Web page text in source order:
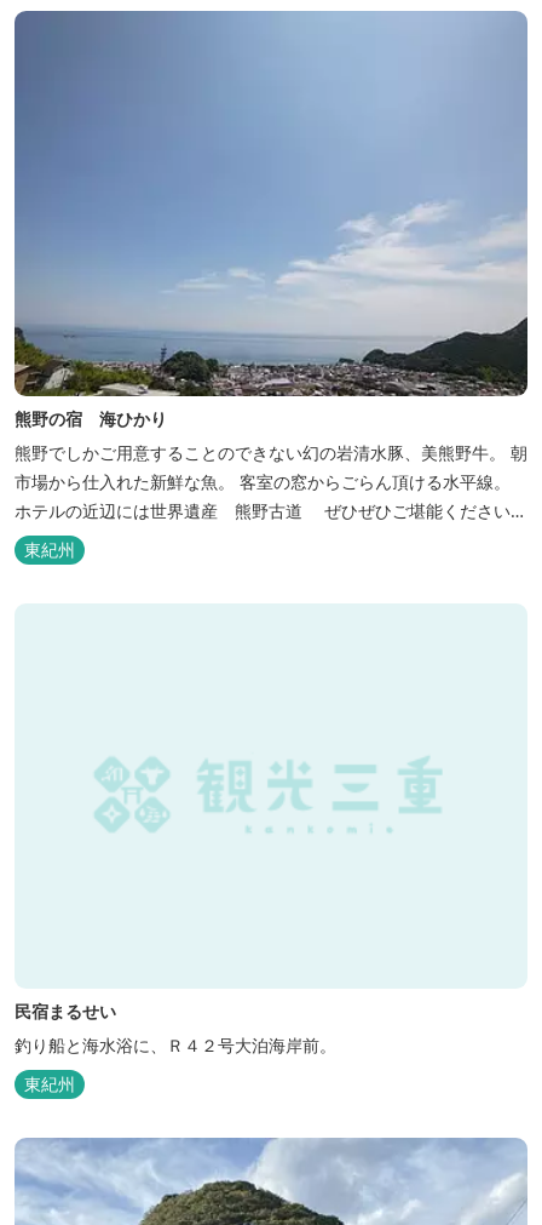
熊野の宿 海ひかり
熊野でしかご用意することのできない幻の岩清水豚、美熊野牛。 朝
市場から仕入れた新鮮な魚。 客室の窓からごらん頂ける水平線。
ホテルの近辺には世界遺産 熊野古道 ぜひぜひご堪能くださいま
せ。
東紀州
民宿まるせい
釣り船と海水浴に、Ｒ４２号大泊海岸前。
東紀州